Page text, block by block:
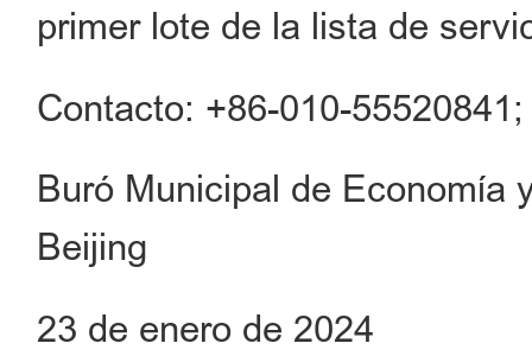
primer lote de la lista de
Contacto: +86-010-
Buró Municipal de Economía
Beijing
23 de enero de 2024